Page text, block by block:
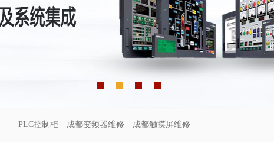
PLC控制柜 成都变频器维修 成都触摸屏维修